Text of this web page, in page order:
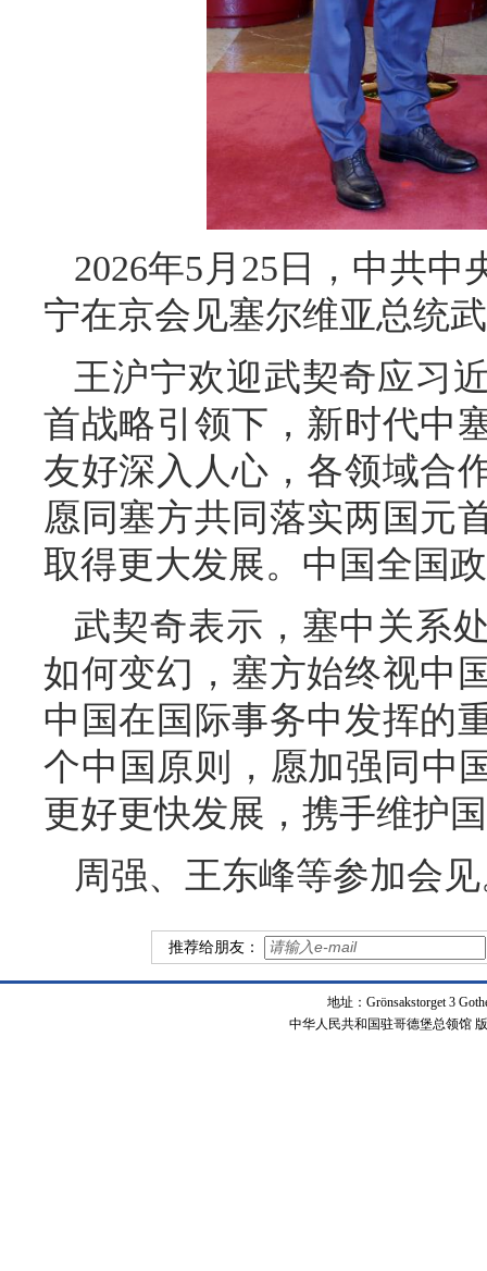
2026年5月25日，中共
宁在京会见塞尔维亚总统
王沪宁欢迎武契奇应习
首战略引领下，新时代中
友好深入人心，各领域合
愿同塞方共同落实两国元
取得更大发展。中国全国
武契奇表示，塞中关系
如何变幻，塞方始终视中
中国在国际事务中发挥的
个中国原则，愿加强同中
更好更快发展，携手维护
周强、王东峰等参加会
推荐给朋友：
地址：Grönsakstorget 3
中华人民共和国驻哥德堡总领馆